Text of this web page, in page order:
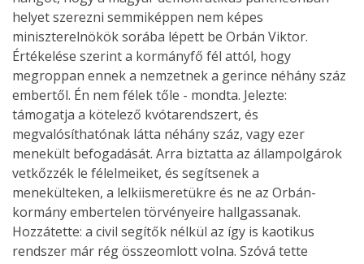
helyet szerezni semmiképpen nem képes
miniszterelnökök sorába lépett be Orbán Viktor.
Értékelése szerint a kormányfő fél attól, hogy
megroppan ennek a nemzetnek a gerince néhány száz
embertől. Én nem félek tőle - mondta. Jelezte:
támogatja a kötelező kvótarendszert, és
megvalósíthatónak látta néhány száz, vagy ezer
menekült befogadását. Arra biztatta az állampolgárok
vetkőzzék le félelmeiket, és segítsenek a
menekülteken, a lelkiismeretükre és ne az Orbán-
kormány embertelen törvényeire hallgassanak.
Hozzátette: a civil segítők nélkül az így is kaotikus
rendszer már rég összeomlott volna. Szóvá tette